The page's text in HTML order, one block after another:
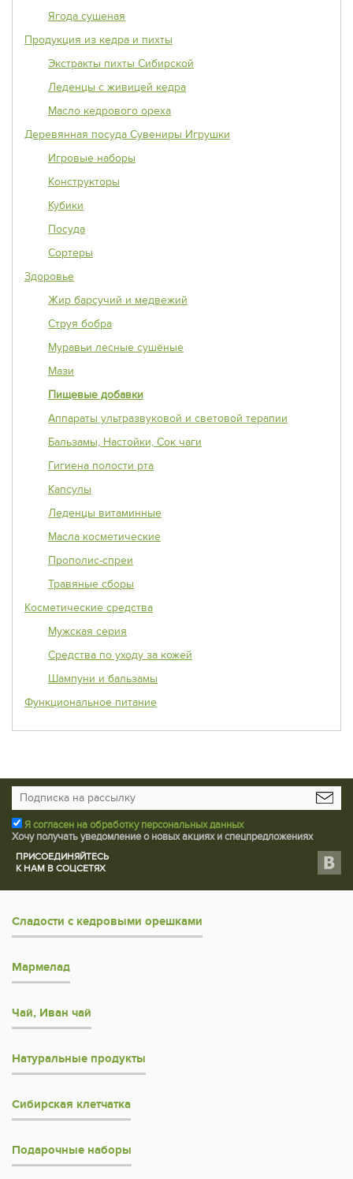
Ягода сушеная
Продукция из кедра и пихты
Экстракты пихты Сибирской
Леденцы с живицей кедра
Масло кедрового ореха
Деревянная посуда Сувениры Игрушки
Игровые наборы
Конструкторы
Кубики
Посуда
Сортеры
Здоровье
Жир барсучий и медвежий
Струя бобра
Муравьи лесные сушёные
Мази
Пищевые добавки
Аппараты ультразвуковой и световой терапии
Бальзамы, Настойки, Сок чаги
Гигиена полости рта
Капсулы
Леденцы витаминные
Масла косметические
Прополис-спреи
Травяные сборы
Косметические средства
Мужская серия
Средства по уходу за кожей
Шампуни и бальзамы
Функциональное питание
Я согласен на обработку персональных данных
Хочу получать уведомление о новых акциях и спецпредложениях
ПРИСОЕДИНЯЙТЕСЬ
К НАМ В СОЦСЕТЯХ
Сладости с кедровыми орешками
Мармелад
Чай, Иван чай
Натуральные продукты
Сибирская клетчатка
Подарочные наборы